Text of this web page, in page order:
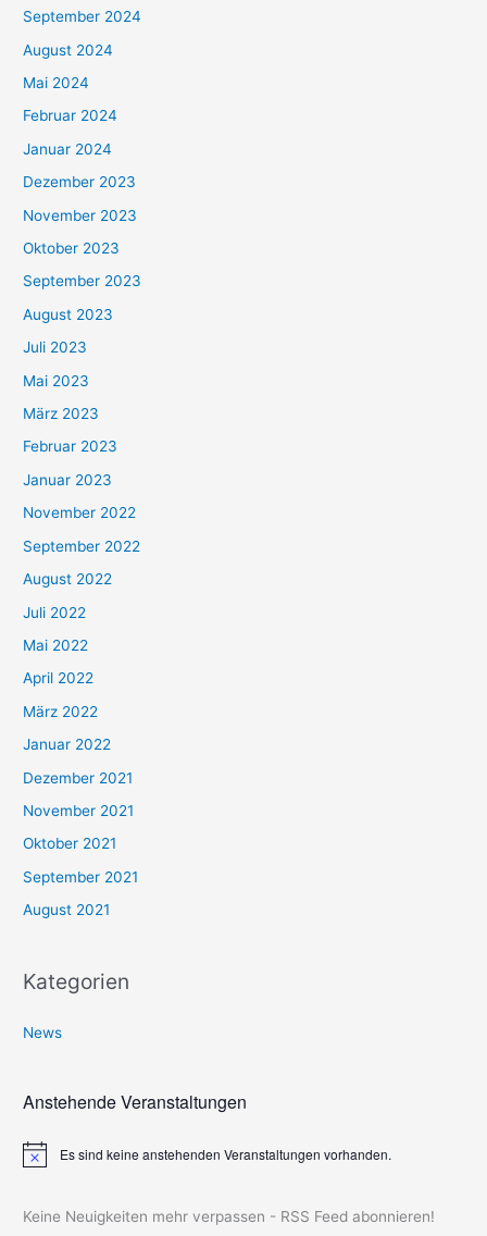
September 2024
August 2024
Mai 2024
Februar 2024
Januar 2024
Dezember 2023
November 2023
Oktober 2023
September 2023
August 2023
Juli 2023
Mai 2023
März 2023
Februar 2023
Januar 2023
November 2022
September 2022
August 2022
Juli 2022
Mai 2022
April 2022
März 2022
Januar 2022
Dezember 2021
November 2021
Oktober 2021
September 2021
August 2021
Kategorien
News
Anstehende Veranstaltungen
H
w
Es sind keine anstehenden Veranstaltungen vorhanden.
Keine Neuigkeiten mehr verpassen - RSS Feed abonnieren!